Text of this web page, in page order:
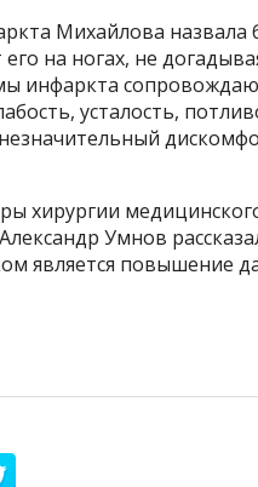
Михайлова назвала
на ногах, не
инфаркта
усталость,
хирургии
Умнов
является повышение